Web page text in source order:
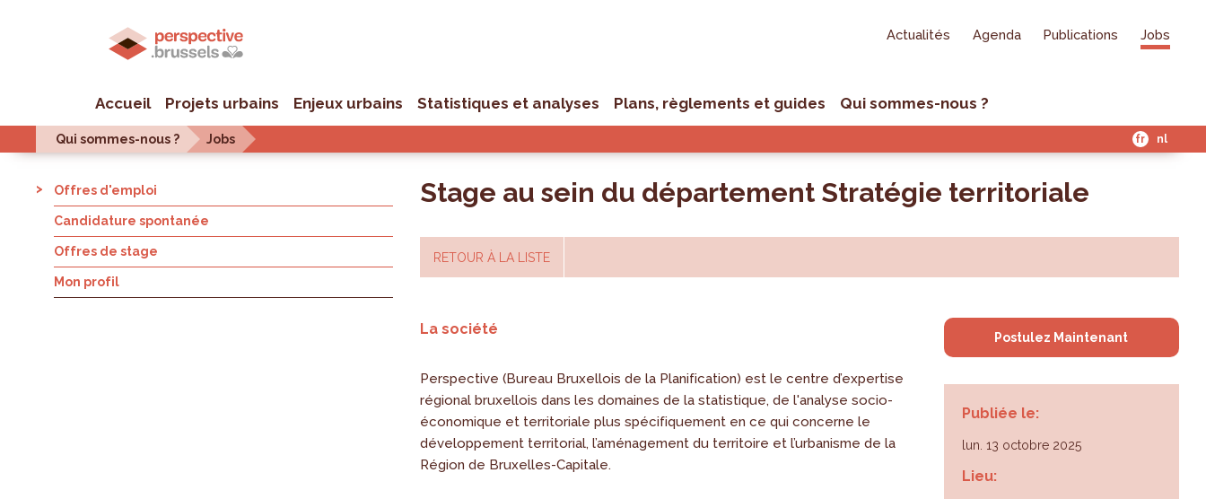
Actualités Agenda Publications Jobs
Accueil Projets urbains Enjeux urbains Statistiques et analyses Plans, règlements et guides Qui sommes-nous ?
Qui sommes-nous ? Jobs fr nl
Offres d'emploi
Candidature spontanée
Offres de stage
Mon profil
Stage au sein du département Stratégie territoriale
RETOUR À LA LISTE
La société
Perspective (Bureau Bruxellois de la Planification) est le centre d’expertise
régional bruxellois dans les domaines de la statistique, de l'analyse socio-
économique et territoriale plus spécifiquement en ce qui concerne le
développement territorial, l’aménagement du territoire et l’urbanisme de la
Région de Bruxelles-Capitale.
Postulez Maintenant
Publiée le:
lun. 13 octobre 2025
Lieu: